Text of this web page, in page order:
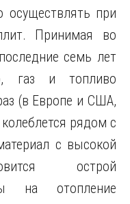
при
Принимая во
семь лет
газ и топливо
(в Европе и США,
рядом с
с высокой
острой
на отопление